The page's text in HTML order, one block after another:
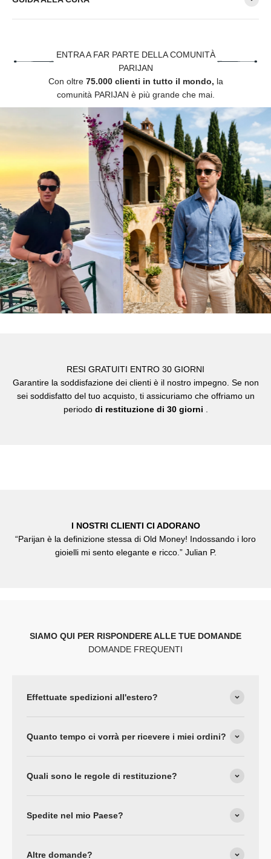
ENTRA A FAR PARTE DELLA COMUNITÀ
PARIJAN
Con oltre 75.000 clienti in tutto il mondo, la
comunità PARIJAN è più grande che mai.
RESI GRATUITI ENTRO 30 GIORNI
Garantire la soddisfazione dei clienti è il nostro impegno. Se non
sei soddisfatto del tuo acquisto, ti assicuriamo che offriamo un
periodo di restituzione di 30 giorni .
I NOSTRI CLIENTI CI ADORANO
“Parijan è la definizione stessa di Old Money! Indossando i loro
gioielli mi sento elegante e ricco.” Julian P.
SIAMO QUI PER RISPONDERE ALLE TUE DOMANDE
DOMANDE FREQUENTI
Effettuate spedizioni all'estero?
Quanto tempo ci vorrà per ricevere i miei ordini?
Quali sono le regole di restituzione?
Spedite nel mio Paese?
Altre domande?